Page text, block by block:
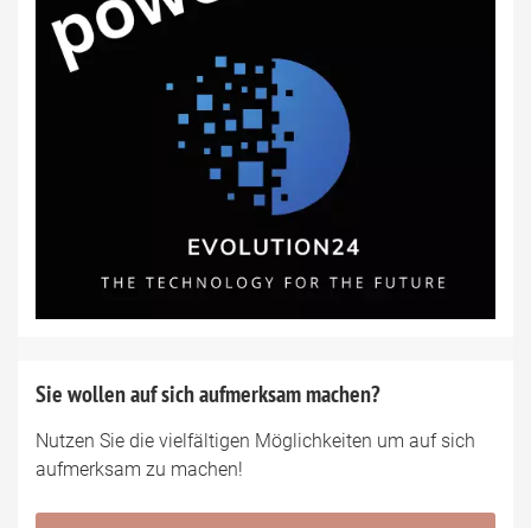
Sie wollen auf sich aufmerksam machen?
Nutzen Sie die vielfältigen Möglichkeiten um auf sich
aufmerksam zu machen!